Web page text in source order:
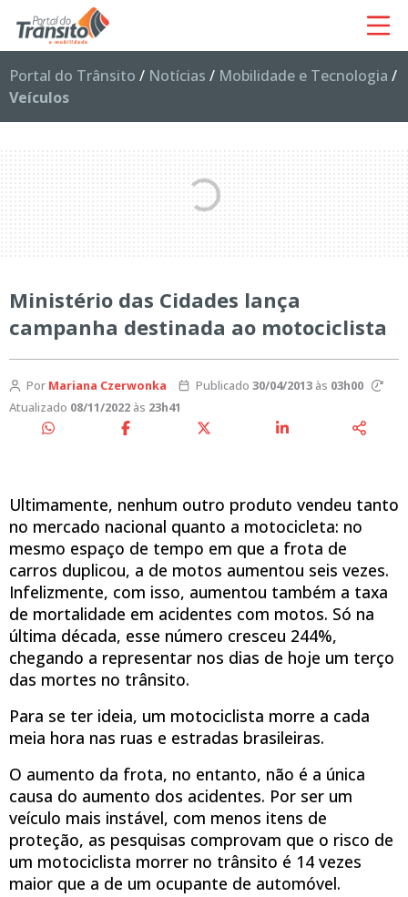
Portal do Trânsito / Notícias / Mobilidade e Tecnologia /
Veículos
Ministério das Cidades lança
campanha destinada ao motociclista
Por Mariana Czerwonka Publicado 30/04/2013às 03h00
Atualizado 08/11/2022 às 23h41
Ultimamente, nenhum outro produto vendeu tanto
no mercado nacional quanto a motocicleta: no
mesmo espaço de tempo em que a frota de
carros duplicou, a de motos aumentou seis vezes.
Infelizmente, com isso, aumentou também a taxa
de mortalidade em acidentes com motos. Só na
última década, esse número cresceu 244%,
chegando a representar nos dias de hoje um terço
das mortes no trânsito.
Para se ter ideia, um motociclista morre a cada
meia hora nas ruas e estradas brasileiras.
O aumento da frota, no entanto, não é a única
causa do aumento dos acidentes. Por ser um
veículo mais instável, com menos itens de
proteção, as pesquisas comprovam que o risco de
um motociclista morrer no trânsito é 14 vezes
maior que a de um ocupante de automóvel.